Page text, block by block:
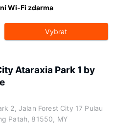
Wi-Fi zdarma
Vybrat
Ataraxia Park 1 by
2, Jalan Forest City 17 Pulau
Patah, 81550, MY